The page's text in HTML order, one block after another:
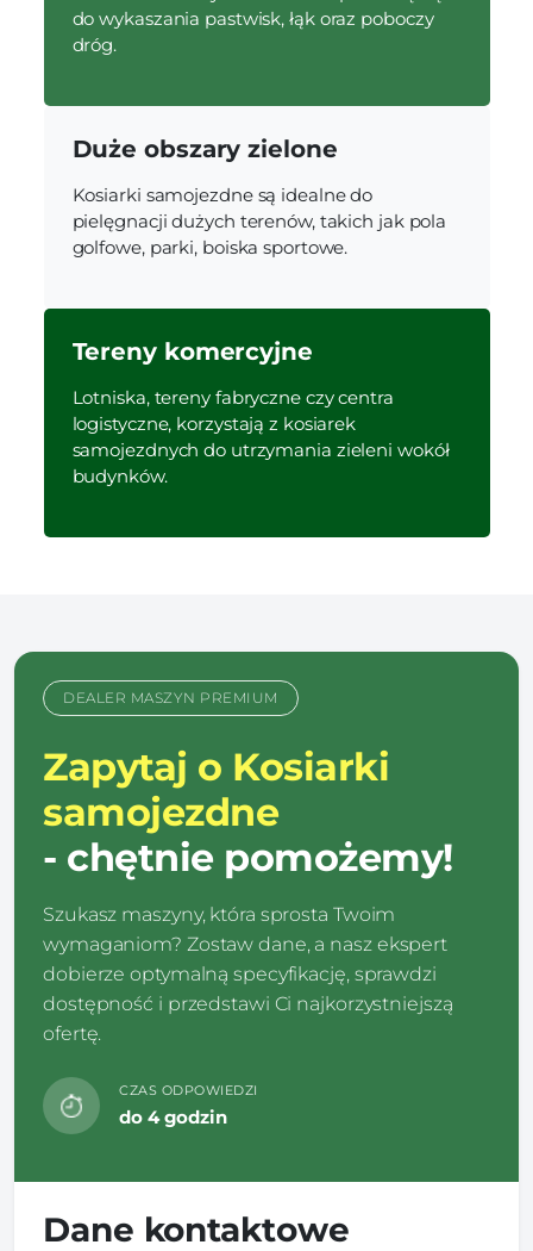
do wykaszania pastwisk, łąk oraz poboczy
dróg.
Duże obszary zielone
Kosiarki samojezdne są idealne do
pielęgnacji dużych terenów, takich jak pola
golfowe, parki, boiska sportowe.
Tereny komercyjne
Lotniska, tereny fabryczne czy centra
logistyczne, korzystają z kosiarek
samojezdnych do utrzymania zieleni wokół
budynków.
DEALER MASZYN PREMIUM
Zapytaj o Kosiarki
samojezdne
- chętnie pomożemy!
Szukasz maszyny, która sprosta Twoim
wymaganiom? Zostaw dane, a nasz ekspert
dobierze optymalną specyfikację, sprawdzi
dostępność i przedstawi Ci najkorzystniejszą
ofertę.
CZAS ODPOWIEDZI
do 4 godzin
Dane kontaktowe